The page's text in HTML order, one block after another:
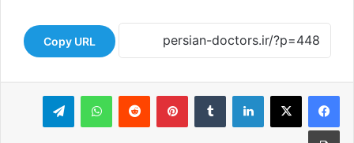
Copy URL
لینکدین ‫تامبلر ‫پین‌ترست‫رددیت واتس آپ تلگرام
چاپ